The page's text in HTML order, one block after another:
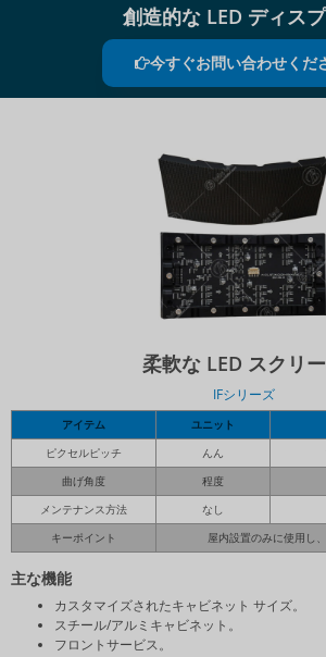
創造的な LED ディス
今すぐお問い合わせくだ
柔軟な LED スクリ
IFシリーズ
アイテム ユニット
ピクセルピッチ
んん
曲げ角度
程度
メンテナンス方法
なし
キーポイント
屋内設置のみに使用し
主な機能
カスタマイズされたキャビネット サイズ。
スチール/アルミキャビネット。
フロントサービス。